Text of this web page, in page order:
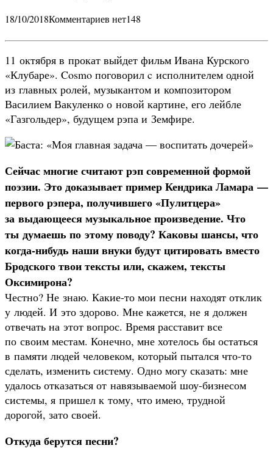
18/10/2018Комментариев нет148
11 октября в прокат выйдет фильм Ивана Курского
«Клубаре». Cosmo поговорил c исполнителем одной
из главных ролей, музыкантом и композитором
Василием Вакуленко о новой картине, его лейбле
«Газгольдер», будущем рэпа и Земфире.
Сейчас многие считают рэп современной формой
поэзии. Это доказывает пример Кендрика Ламара —
первого рэпера, получившего «Пулитцера»
за выдающееся музыкальное произведение. Что
ты думаешь по этому поводу? Каковы шансы, что
когда-нибудь наши внуки будут цитировать вместо
Бродского твои тексты или, скажем, тексты
Оксимирона?
Честно? Не знаю. Какие-то мои песни находят отклик
у людей. И это здорово. Мне кажется, не я должен
отвечать на этот вопрос. Время расставит все
по своим местам. Конечно, мне хотелось бы остаться
в памяти людей человеком, который пытался что-то
сделать, изменить систему. Одно могу сказать: мне
удалось отказаться от навязываемой шоу-бизнесом
системы, я пришел к тому, что имею, трудной
дорогой, зато своей.
Откуда берутся песни?